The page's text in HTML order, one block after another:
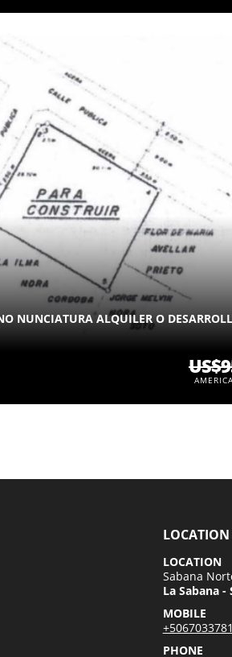
NUNCIATURA ALQUILER O
LOCATION
Sabana
La Sabana -
MOBILE
PHONE